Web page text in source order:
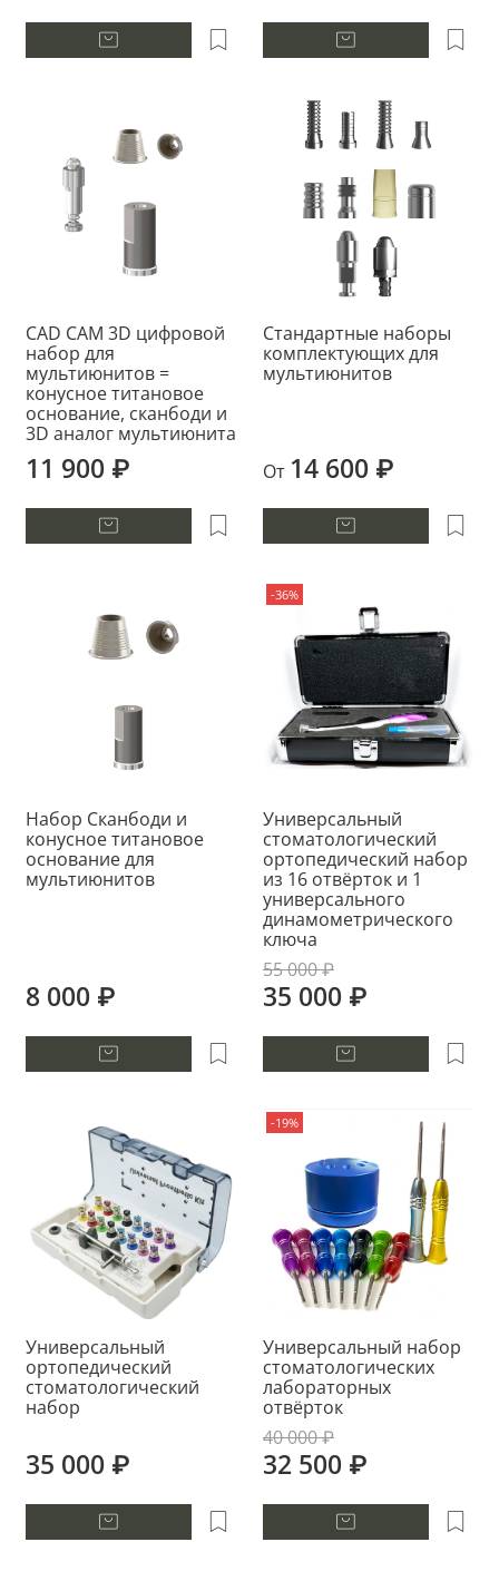
CAD CAM 3D цифровой
набор для
мультиюнитов =
конусное титановое
основание, сканбоди и
3D аналог мультиюнита
11 900 ₽
Стандартные наборы
комплектующих для
мультиюнитов
От 14 600 ₽
Набор Сканбоди и
конусное титановое
основание для
мультиюнитов
8 000 ₽
-36%
Универсальный
стоматологический
ортопедический набор
из 16 отвёрток и 1
универсального
динамометрического
ключа
55 000 ₽
35 000 ₽
Универсальный
ортопедический
стоматологический
набор
35 000 ₽
-19%
Универсальный набор
стоматологических
лабораторных
отвёрток
40 000 ₽
32 500 ₽